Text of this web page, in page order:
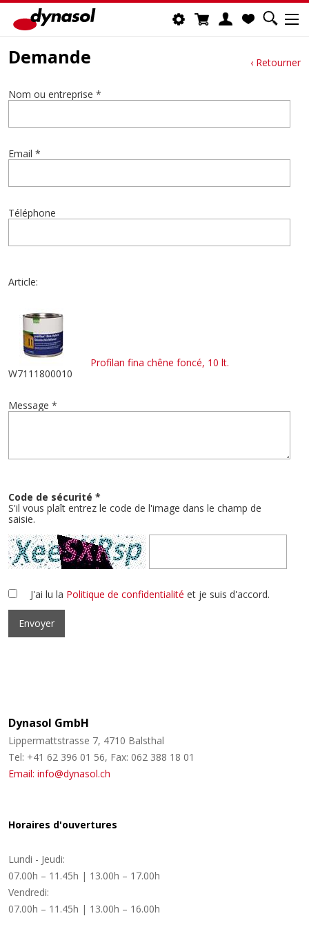
‹ Retourner
Demande
Nom ou entreprise *
Email *
Téléphone
Article:
Profilan fina chêne foncé, 10 lt.
W7111800010
Message *
Code de sécurité *
S'il vous plaît entrez le code de l'image dans le champ de
saisie.
J'ai lu la Politique de confidentialité et je suis d'accord.
Dynasol GmbH
Lippermattstrasse 7, 4710 Balsthal
Tel: +41 62 396 01 56, Fax: 062 388 18 01
Email: info@dynasol.ch
Horaires d'ouvertures
Lundi - Jeudi:
07.00h – 11.45h | 13.00h – 17.00h
Vendredi:
07.00h – 11.45h | 13.00h – 16.00h